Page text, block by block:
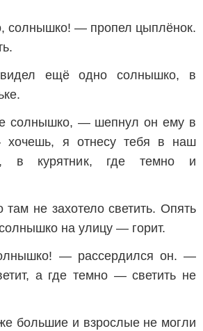
— пропел цыплёнок.
ещё одно солнышко, в
солнышко, — шепнул он ему в
я отнесу тебя в наш
в курятник, где темно и
не захотело светить. Опять
на улицу — горит.
— рассердился он. —
а где темно — светить не
большие и взрослые не могли